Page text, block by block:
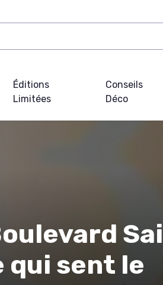
Éditions
Limitées
Conseils
Déco
qui sent le